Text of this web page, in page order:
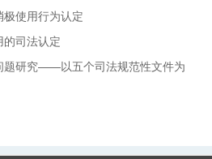
使用行为认定
司法认定
题研究——以五个司法规范性文件为